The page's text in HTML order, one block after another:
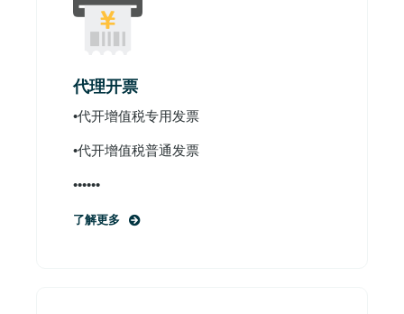
代理开票
•代开增值税专用发票
•代开增值税普通发票
••••••
了解更多